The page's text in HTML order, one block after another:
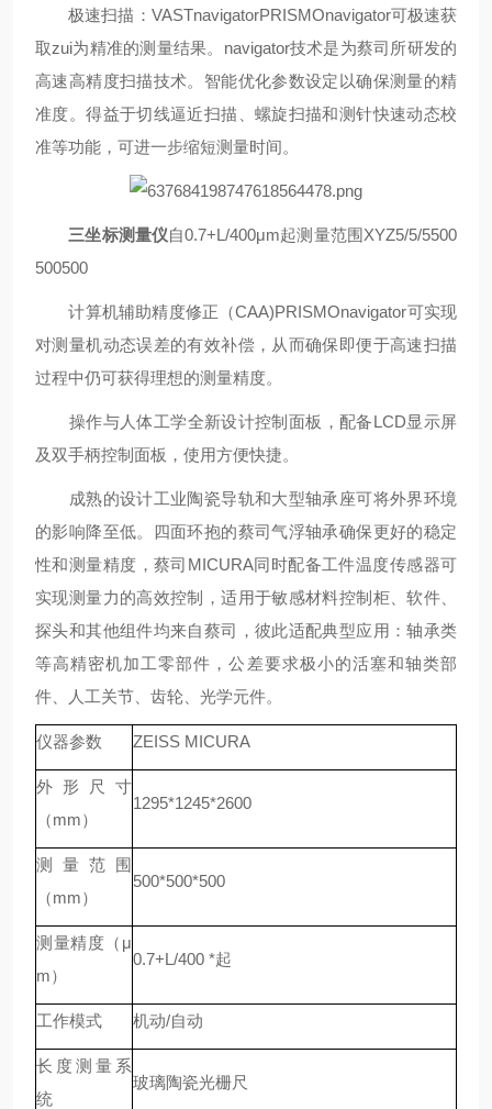
极速扫描：VASTnavigatorPRISMOnavigator可极速获
取zui为精准的测量结果。navigator技术是为蔡司所研发的
高速高精度扫描技术。智能优化参数设定以确保测量的精
准度。得益于切线逼近扫描、螺旋扫描和测针快速动态校
准等功能，可进一步缩短测量时间。
三坐标测量仪自0.7+L/400μm起测量范围XYZ5/5/5500
500500
计算机辅助精度修正（CAA)PRISMOnavigator可实现
对测量机动态误差的有效补偿，从而确保即便于高速扫描
过程中仍可获得理想的测量精度。
操作与人体工学全新设计控制面板，配备LCD显示屏
及双手柄控制面板，使用方便快捷。
成熟的设计工业陶瓷导轨和大型轴承座可将外界环境
的影响降至低。四面环抱的蔡司气浮轴承确保更好的稳定
性和测量精度，蔡司MICURA同时配备工件温度传感器可
实现测量力的高效控制，适用于敏感材料控制柜、软件、
探头和其他组件均来自蔡司，彼此适配典型应用：轴承类
等高精密机加工零部件，公差要求极小的活塞和轴类部
件、人工关节、齿轮、光学元件。
仪器参数 ZEISS MICURA
外形尺寸
（mm）
1295*1245*2600
测量范围
（mm）
500*500*500
测量精度（μ
m）
0.7+L/400 *起
工作模式 机动/自动
长度测量系
统
玻璃陶瓷光栅尺